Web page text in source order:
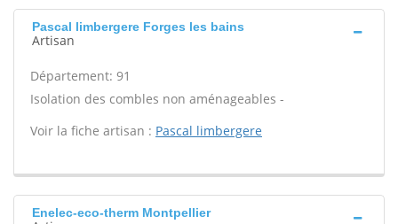
Pascal limbergere Forges les bains
Artisan
Département: 91
Isolation des combles non aménageables -
Voir la fiche artisan : Pascal limbergere
Enelec-eco-therm Montpellier